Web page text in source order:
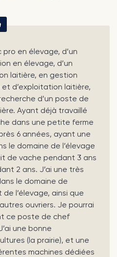
en élevage, d’un
en élevage, d’un
laitière, en gestion
et d’exploitation laitière,
d’un poste de
Ayant déjà travaillé
dans une petite ferme
6 années, ayant une
le domaine de l’élevage
de vache pendant 3 ans
2 ans. J’ai une très
le domaine de
l’élevage, ainsi que
ouvriers. Je pourrai
ce poste de chef
une bonne
(la prairie), et une
machines dédiées